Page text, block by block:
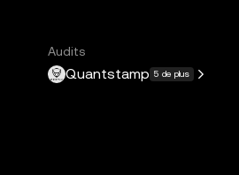
Audits
Quantstamp 5 de plus